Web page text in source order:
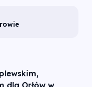
dla Orłów w